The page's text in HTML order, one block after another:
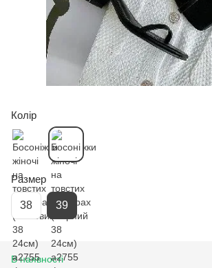
Колір
Размер
38 39
В наявності